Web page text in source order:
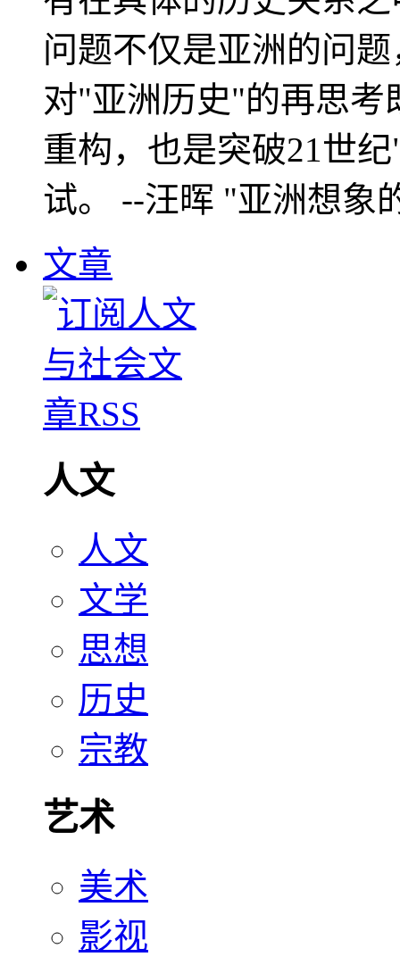
问题不仅是亚洲的问
对"亚洲历史"的再思考
重构，也是突破21世
试。 --汪晖 "亚洲想象
文章
人文
人文
文学
思想
历史
宗教
艺术
美术
影视